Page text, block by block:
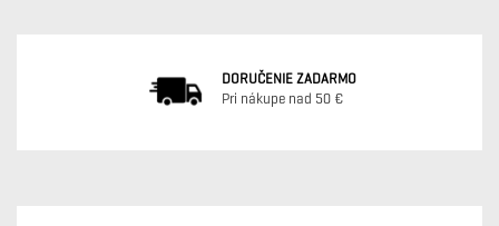
DORUČENIE ZADARMO
Pri nákupe nad 50 €